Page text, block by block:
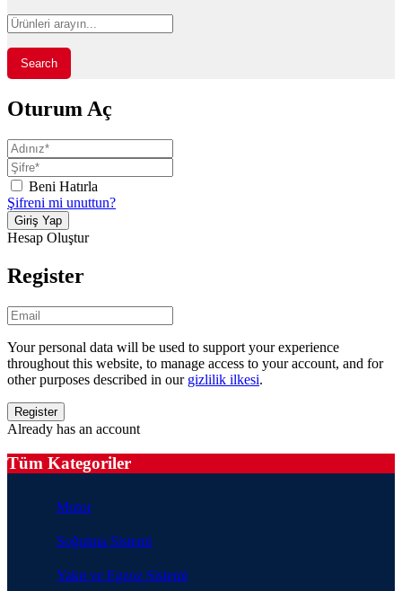
Search
Oturum Aç
Beni Hatırla
Şifreni mi unuttun?
Hesap Oluştur
Register
Your personal data will be used to support your experience
throughout this website, to manage access to your account, and for
other purposes described in our gizlilik ilkesi.
Already has an account
Tüm Kategoriler
Motor
Soğutma Sistemi
Yakıt ve Egzoz Sistemi